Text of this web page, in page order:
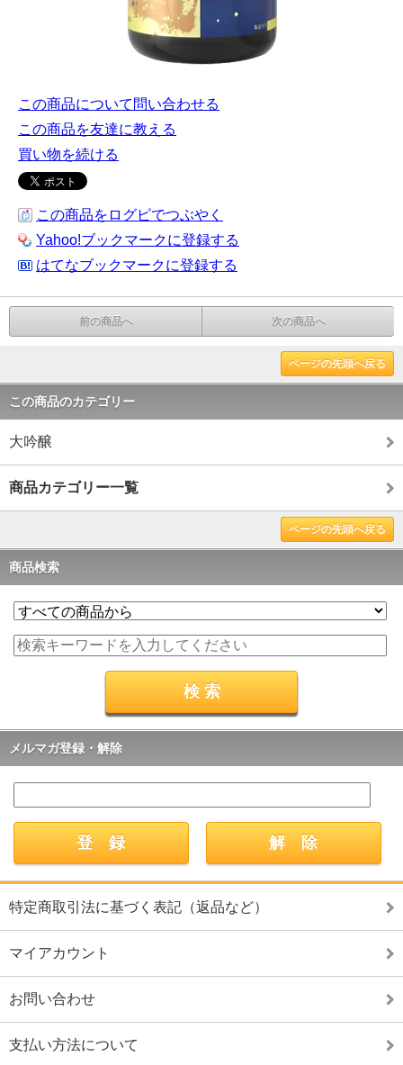
この商品について問い合わせる
この商品を友達に教える
買い物を続ける
この商品をログピでつぶやく
Yahoo!ブックマークに登録する
はてなブックマークに登録する
前の商品へ 次の商品へ
ページの先頭へ戻る
この商品のカテゴリー
大吟醸
商品カテゴリー一覧
ページの先頭へ戻る
商品検索
メルマガ登録・解除
特定商取引法に基づく表記（返品など）
マイアカウント
お問い合わせ
支払い方法について